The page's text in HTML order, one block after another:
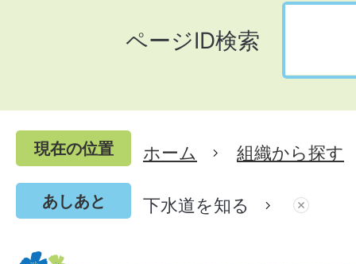
ページID検索
現在の位置 ホーム 組織から探す
あしあと 下水道を知る